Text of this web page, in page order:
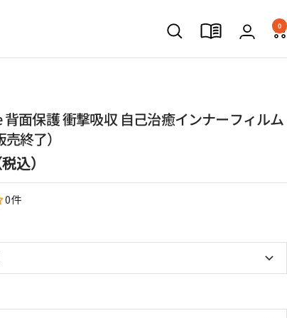
0
面保護 衝撃吸収 自己治癒インナーフィルム
終了）
込）
0件